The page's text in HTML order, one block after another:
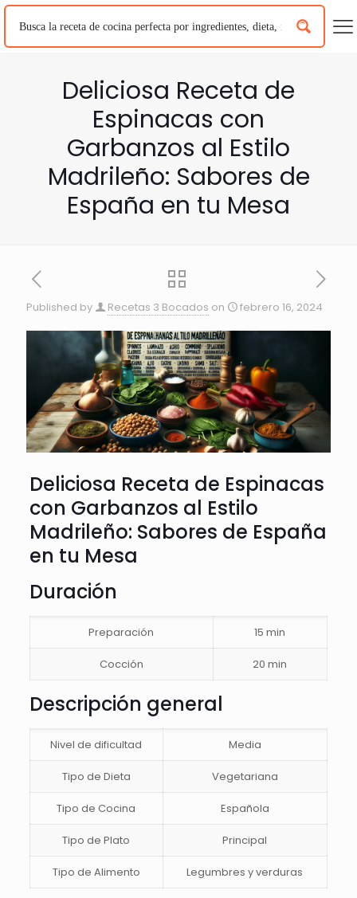
Deliciosa Receta de
Espinacas con
Garbanzos al Estilo
Madrileño: Sabores de
España en tu Mesa
Published by Recetas 3 Bocados on febrero 16, 2024
Deliciosa Receta de Espinacas
con Garbanzos al Estilo
Madrileño: Sabores de España
en tu Mesa
Duración
Preparación 15 min
Cocción 20 min
Descripción general
Nivel de dificultad Media
Tipo de Dieta Vegetariana
Tipo de Cocina Española
Tipo de Plato Principal
Tipo de Alimento Legumbres y verduras